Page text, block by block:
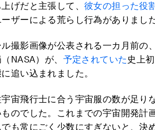
げだと主張して、 彼女の担った役
ザーによる荒らし行為がありました
撮影画像が公表される一カ月前の
NASA）が、 予定されていた史上
追い込まれました。
宙飛行士に合う宇宙服の数が足り
のでした。これまでの宇宙開発計
も常にごく少数にすぎないと、決